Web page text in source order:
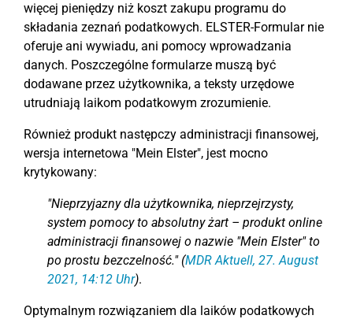
więcej pieniędzy niż koszt zakupu programu do
składania zeznań podatkowych. ELSTER-Formular nie
oferuje ani wywiadu, ani pomocy wprowadzania
danych. Poszczególne formularze muszą być
dodawane przez użytkownika, a teksty urzędowe
utrudniają laikom podatkowym zrozumienie.
Również produkt następczy administracji finansowej,
wersja internetowa "Mein Elster", jest mocno
krytykowany:
"Nieprzyjazny dla użytkownika, nieprzejrzysty,
system pomocy to absolutny żart – produkt online
administracji finansowej o nazwie "Mein Elster" to
po prostu bezczelność." (MDR Aktuell, 27. August
2021, 14:12 Uhr).
Optymalnym rozwiązaniem dla laików podatkowych